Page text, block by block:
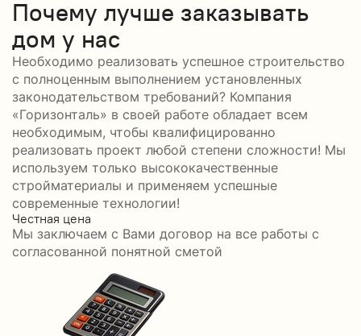
Почему лучше заказывать
дом у нас
Необходимо реализовать успешное строительство
с полноценным выполнением установленных
законодательством требований? Компания
«Горизонталь» в своей работе обладает всем
необходимым, чтобы квалифицированно
реализовать проект любой степени сложности! Мы
используем только высококачественные
стройматериалы и применяем успешные
современные технологии!
Честная цена
Мы заключаем с Вами договор на все работы с
согласованной понятной сметой